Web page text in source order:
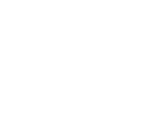
নাম নেই, পথে পথে